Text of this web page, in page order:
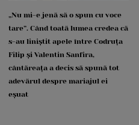
„Nu mi-e jenă să o spun cu voce
tare”. Când toată lumea credea că
s-au liniștit apele între Codruța
Filip și Valentin Sanfira,
cântăreața a decis să spună tot
adevărul despre mariajul ei
eșuat